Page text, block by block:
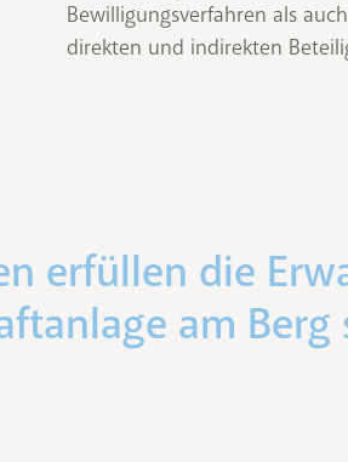
Bewilligungsverfahren als
direkten und indirekten
erfüllen die
am